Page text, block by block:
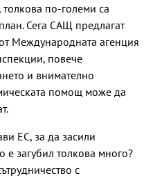
по-големи са
Сега САЩ предлагат
Международната агенция
повече
и внимателно
помощ може да
ЕС, за да засили
е загубил толкова много?
с